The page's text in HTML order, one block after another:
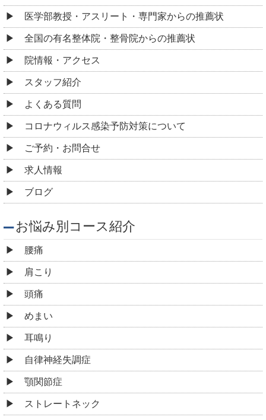
医学部教授・アスリート・専門家からの推薦状
全国の有名整体院・整骨院からの推薦状
院情報・アクセス
スタッフ紹介
よくある質問
コロナウィルス感染予防対策について
ご予約・お問合せ
求人情報
ブログ
お悩み別コース紹介
腰痛
肩こり
頭痛
めまい
耳鳴り
自律神経失調症
顎関節症
ストレートネック